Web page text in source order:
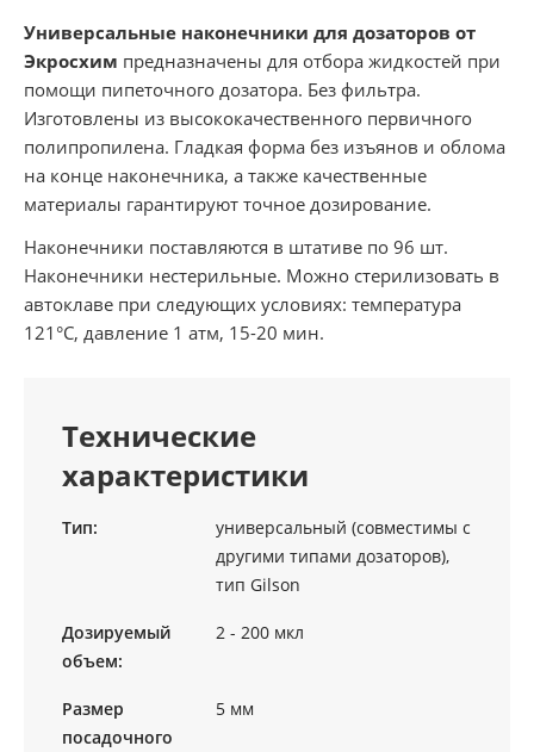
Универсальные наконечники для дозаторов от
Экросхим предназначены для отбора жидкостей при
помощи пипеточного дозатора. Без фильтра.
Изготовлены из высококачественного первичного
полипропилена. Гладкая форма без изъянов и облома
на конце наконечника, а также качественные
материалы гарантируют точное дозирование.
Наконечники поставляются в штативе по 96 шт.
Наконечники нестерильные. Можно стерилизовать в
автоклаве при следующих условиях: температура
121°C, давление 1 атм, 15-20 мин.
Технические
характеристики
Тип:
универсальный (совместимы с
другими типами дозаторов),
тип Gilson
Дозируемый
объем:
2 - 200 мкл
Размер
посадочного
5 мм